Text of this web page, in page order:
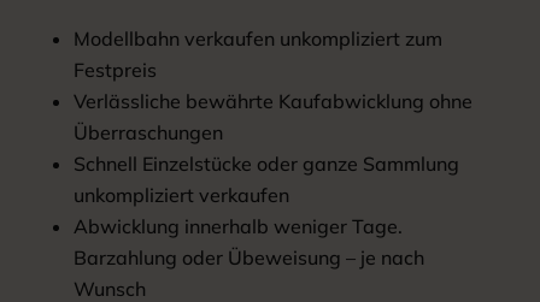
Modellbahn verkaufen unkompliziert zum
Festpreis
Verlässliche bewährte Kaufabwicklung ohne
Überraschungen
Schnell Einzelstücke oder ganze Sammlung
unkompliziert verkaufen
Abwicklung innerhalb weniger Tage.
Barzahlung oder Übeweisung – je nach
Wunsch